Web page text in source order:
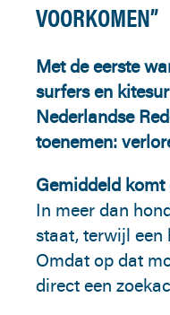
VOORKOMEN”
Met de eerste
surfers en
Nederlandse
toenemen:
Gemiddeld komt
In meer dan
staat, terwijl een
Omdat op dat
direct een